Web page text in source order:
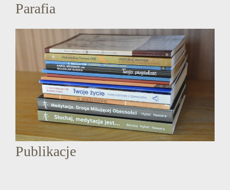
Parafia
Publikacje